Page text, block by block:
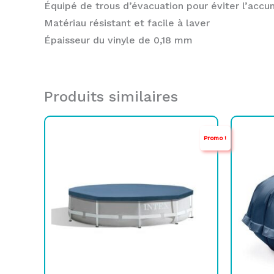
Équipé de trous d’évacuation pour éviter
Matériau résistant et facile à laver
Épaisseur du vinyle de 0,18 mm
Produits similaires
Promo !
TND
109,000.
TND
89,000.